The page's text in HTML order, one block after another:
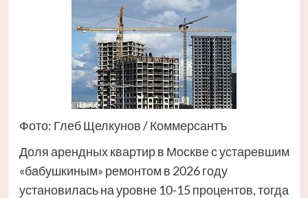
Фото: Глеб Щелкунов / Коммерсантъ
Доля арендных квартир в Москве с устаревшим
«бабушкиным» ремонтом в 2026 году
установилась на уровне 10-15 процентов, тогда